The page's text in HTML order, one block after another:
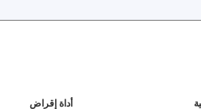
أداة إقراض